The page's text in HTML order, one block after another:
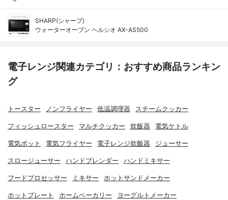
SHARP(シャープ)
ウォーターオーブン ヘルシオ AX-AS500
電子レンジ関連カテゴリ：おすすめ商品ランキン
グ
トースター ノンフライヤー 低温調理器 スチームクッカー
フィッシュロースター マルチクッカー 炊飯器 電気ケトル
電気ポット 電気フライヤー 電子レンジ炊飯器 ジューサー
スロージューサー ハンドブレンダー ハンドミキサー
フードプロセッサー ミキサー ホットサンドメーカー
ホットプレート ホームベーカリー ヨーグルトメーカー